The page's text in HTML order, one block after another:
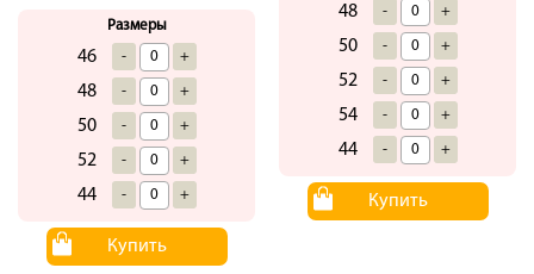
Размеры
46 - +
48 - +
50 - +
52 - +
44 - +
Купить
48 - +
50 - +
52 - +
54 - +
44 - +
Купить